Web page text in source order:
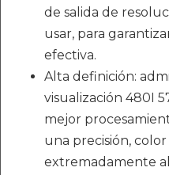
de salida de
usar, para
efectiva.
Alta definición:
visualización 480I
mejor
una precisión,
extremadamente